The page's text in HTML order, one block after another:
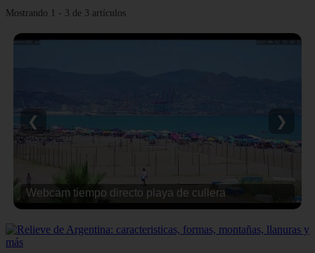
Mostrando 1 - 3 de 3 artículos
Webcam tiempo directo playa de cullera
❮ ❯